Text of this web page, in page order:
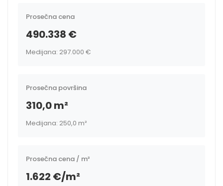
Prosečna cena
490.338 €
Medijana: 297.000 €
Prosečna površina
310,0 m²
Medijana: 250,0 m²
Prosečna cena / m²
1.622 €/m²